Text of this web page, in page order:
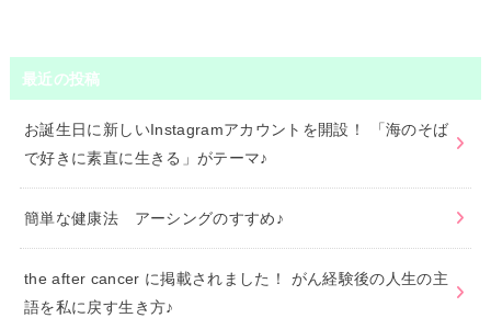
最近の投稿
お誕生日に新しいInstagramアカウントを開設！ 「海のそば
で好きに素直に生きる」がテーマ♪
簡単な健康法 アーシングのすすめ♪
the after cancer に掲載されました！ がん経験後の人生の主
語を私に戻す生き方♪